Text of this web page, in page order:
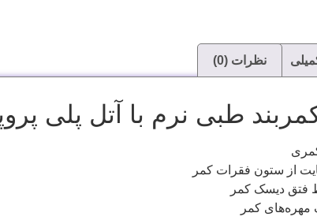
نظرات (0)
طبی نرم با آتل پلی
از ستون فقرات کمر
فتق دیسک کمر
مهره‌های کمر